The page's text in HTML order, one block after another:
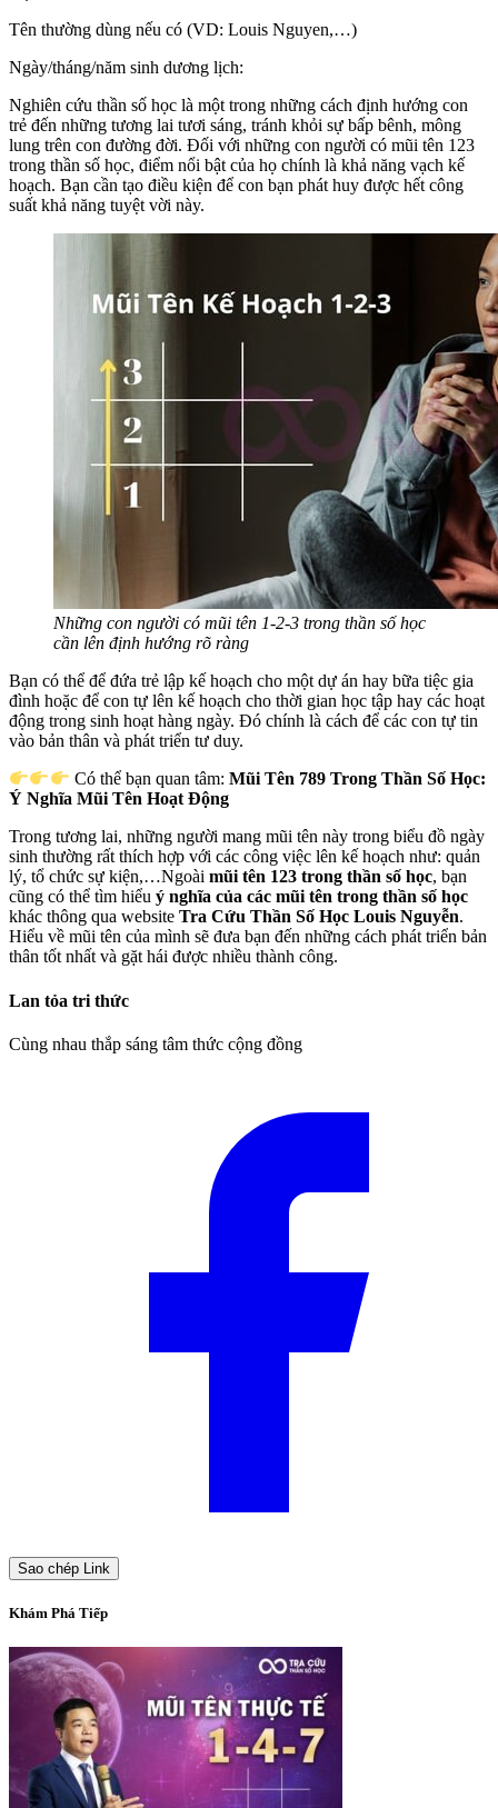
Tên thường dùng nếu có (VD: Louis Nguyen,…)
Ngày/tháng/năm sinh dương lịch:
Nghiên cứu thần số học là một trong những cách định hướng con
trẻ đến những tương lai tươi sáng, tránh khỏi sự bấp bênh, mông
lung trên con đường đời. Đối với những con người có mũi tên 123
trong thần số học, điểm nổi bật của họ chính là khả năng vạch kế
hoạch. Bạn cần tạo điều kiện để con bạn phát huy được hết công
suất khả năng tuyệt vời này.
Những con người có mũi tên 1-2-3 trong thần số học
cần lên định hướng rõ ràng
Bạn có thể để đứa trẻ lập kế hoạch cho một dự án hay bữa tiệc gia
đình hoặc để con tự lên kế hoạch cho thời gian học tập hay các hoạt
động trong sinh hoạt hàng ngày. Đó chính là cách để các con tự tin
vào bản thân và phát triển tư duy.
Có thể bạn quan tâm: Mũi Tên 789 Trong Thần Số Học:
Ý Nghĩa Mũi Tên Hoạt Động
Trong tương lai, những người mang mũi tên này trong biểu đồ ngày
sinh thường rất thích hợp với các công việc lên kế hoạch như: quản
lý, tổ chức sự kiện,…Ngoài mũi tên 123 trong thần số học, bạn
cũng có thể tìm hiểu ý nghĩa của các mũi tên trong thần số học
khác thông qua website Tra Cứu Thần Số Học Louis Nguyễn.
Hiểu về mũi tên của mình sẽ đưa bạn đến những cách phát triển bản
thân tốt nhất và gặt hái được nhiều thành công.
Lan tỏa tri thức
Cùng nhau thắp sáng tâm thức cộng đồng
Sao chép Link
Khám Phá Tiếp